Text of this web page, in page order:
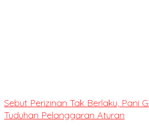
Sebut Perizinan Tak Berlaku, Pani
Tuduhan Pelanggaran Aturan